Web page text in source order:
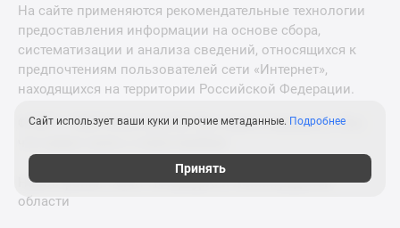
На сайте применяются рекомендательные технологии
предоставления информации на основе сбора,
систематизации и анализа сведений, относящихся к
предпочтениям пользователей сети «Интернет»,
находящихся на территории Российской Федерации.
© 2011—2026 Новострой-М. Все права защищены. Всё,
Новостройки Санкт-Петербурга и Ленинградской
области
Сайт использует ваши куки и прочие метаданные. Подробнее
Принять